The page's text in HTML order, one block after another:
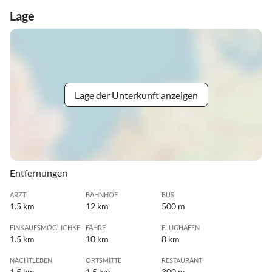
Lage
Lage der Unterkunft anzeigen
Entfernungen
ARZT
1.5 km
BAHNHOF
12 km
BUS
500 m
1.5 km
FÄHRE
10 km
FLUGHAFEN
8 km
NACHTLEBEN ORTSMITTE RESTAURANT